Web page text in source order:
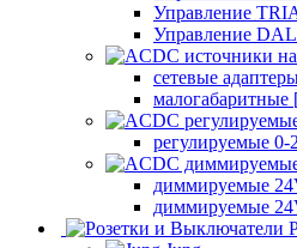
Управление
Управление
сетевые
малогабаритные
регулируемые 0-
диммируемые
диммируемые